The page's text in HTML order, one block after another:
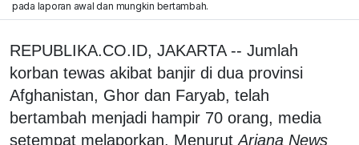
pada laporan awal dan mungkin bertambah.
REPUBLIKA.CO.ID, JAKARTA -- Jumlah
korban tewas akibat banjir di dua provinsi
Afghanistan, Ghor dan Faryab, telah
bertambah menjadi hampir 70 orang, media
setempat melaporkan. MenurutAriana News